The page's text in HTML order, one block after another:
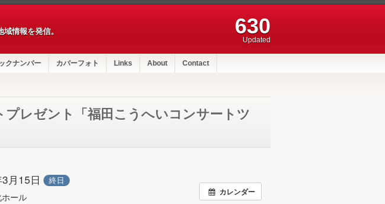
情報を発信。 630
Updated
クナンバー カバーフォト Links About Contact
プレゼント「福田こうへいコンサートツ
カレンダー
月15日 終日
ール